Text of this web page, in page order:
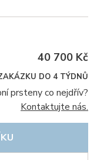
40 700 Kč
DO 4 TÝDNŮ
prsteny co nejdřív?
Kontaktujte nás.